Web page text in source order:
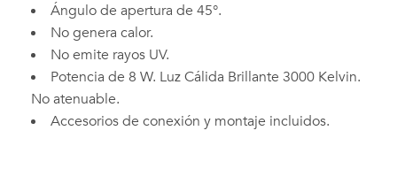
Ángulo de apertura de 45°.
No genera calor.
No emite rayos UV.
Potencia de 8 W. Luz Cálida Brillante 3000 Kelvin.
No atenuable.
Accesorios de conexión y montaje incluidos.